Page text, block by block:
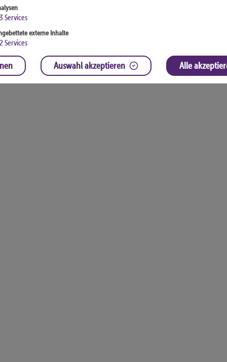
3 Services
externe Inhalte
2Services
Auswahl akzeptieren Alle